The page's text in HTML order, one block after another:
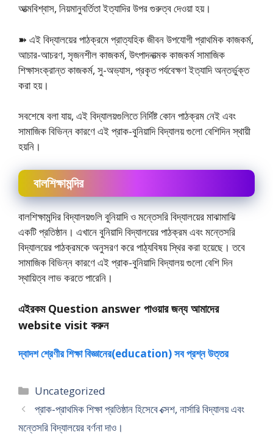
আত্মবিশ্বাস, নিয়মানুবর্তিতা ইত্যাদির উপর গুরুত্ব দেওয়া হয়।
➽ এই বিদ্যালয়ের পাঠক্রমে প্রাত্যহিক জীবন উপযােগী প্রাথমিক কাজকর্ম,
আচার-আচরণ, সৃজনশীল কাজকর্ম, উৎপাদনাত্মক কাজকর্ম সামাজিক
শিক্ষাসংক্রান্ত কাজকর্ম, সু-অভ্যাস, প্রকৃত পর্যবেক্ষণ ইত্যাদি অন্তর্ভুক্ত
করা হয়।
সবশেষে বলা যায়, এই বিদ্যালয়গুলিতে নির্দিষ্ট কোন পাঠক্রম নেই এবং
সামাজিক বিভিন্ন কারণে এই প্রাক-বুনিয়াদি বিদ্যালয় গুলো বেশিদিন স্থায়ী
হয়নি।
বালশিক্ষামন্দির
বালশিক্ষামন্দির বিদ্যালয়গুলি বুনিয়াদি ও মন্তেসরি বিদ্যালয়ের মাঝামাঝি
একটি প্রতিষ্ঠান। এখানে বুনিয়াদি বিদ্যালয়ের পাঠক্রম এবং মন্তেসরি
বিদ্যালয়ের পাঠক্রমকে অনুসরণ করে পাঠ্যবিষয় স্থির করা হয়েছে। তবে
সামাজিক বিভিন্ন কারণে এই প্রাক-বুনিয়াদি বিদ্যালয় গুলো বেশি দিন
স্থায়িত্ব লাভ করতে পারেনি।
এইরকম Question answer পাওয়ার জন্য আমাদের
website visit করুন
দ্বাদশ শ্রেণীর শিক্ষা বিজ্ঞানের(education) সব প্রশ্ন উত্তর
Categories
Uncategorized
প্রাক-প্রাথমিক শিক্ষা প্রতিষ্ঠান হিসেবে ক্সেশ, নার্সারি বিদ্যালয় এবং
মন্তেসরি বিদ্যালয়ের বর্ণনা দাও।